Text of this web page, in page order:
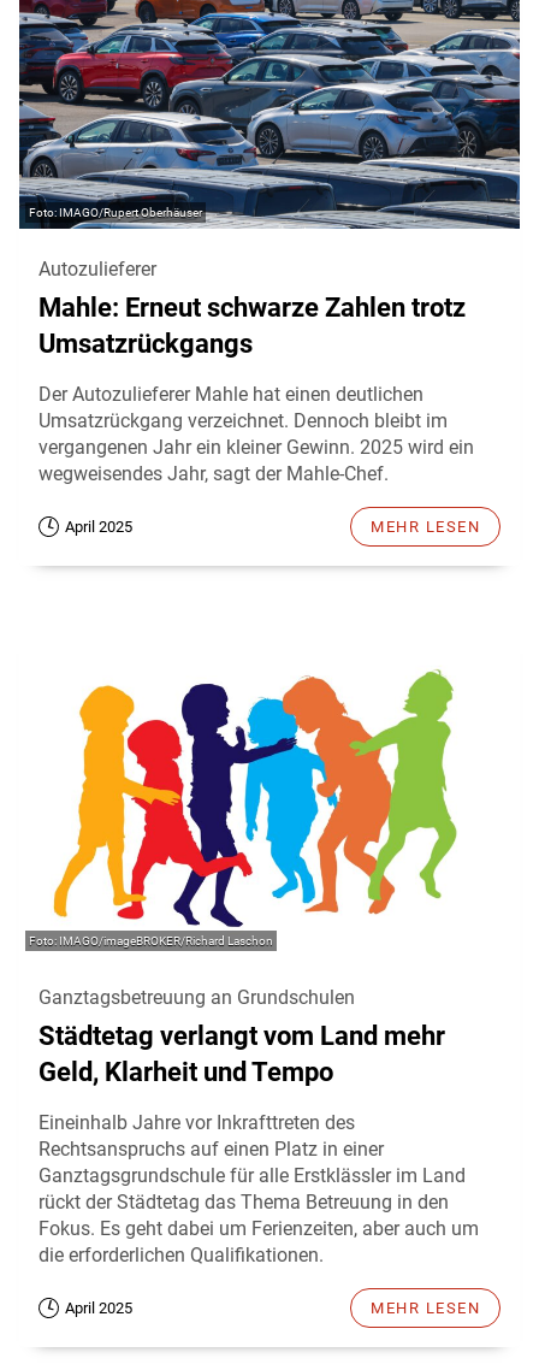
IMAGO/Rupert Oberhäuser
Autozulieferer
Mahle: Erneut schwarze Zahlen trotz
Umsatzrückgangs
Der Autozulieferer Mahle hat einen deutlichen
Umsatzrückgang verzeichnet. Dennoch bleibt im
vergangenen Jahr ein kleiner Gewinn. 2025 wird ein
wegweisendes Jahr, sagt der Mahle-Chef.
April 2025 MEHR LESEN
IMAGO/imageBROKER/Richard Laschon
Ganztagsbetreuung an Grundschulen
Städtetag verlangt vom Land mehr
Geld, Klarheit und Tempo
Eineinhalb Jahre vor Inkrafttreten des
Rechtsanspruchs auf einen Platz in einer
Ganztagsgrundschule für alle Erstklässler im Land
rückt der Städtetag das Thema Betreuung in den
Fokus. Es geht dabei um Ferienzeiten, aber auch um
die erforderlichen Qualifikationen.
April 2025 MEHR LESEN